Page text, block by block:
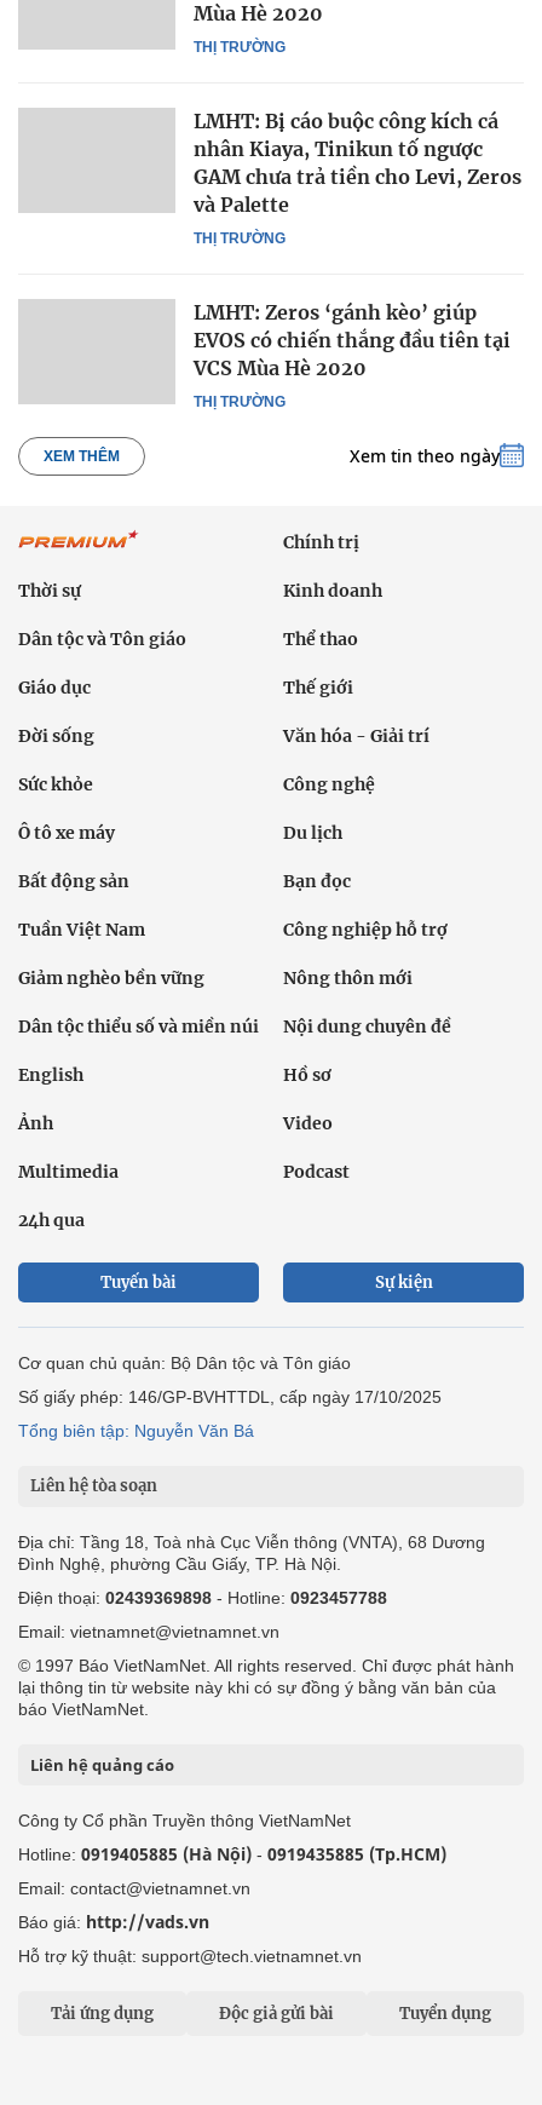
THỊ TRƯỜNG
Mùa Hè 2020
THỊ TRƯỜNG
LMHT: Bị cáo buộc công kích cá
nhân Kiaya, Tinikun tố ngược
GAM chưa trả tiền cho Levi, Zeros
và Palette
THỊ TRƯỜNG
LMHT: Zeros ‘gánh kèo’ giúp
EVOS có chiến thắng đầu tiên tại
VCS Mùa Hè 2020
XEM THÊM Xem tin theo ngày
Chính trị
Thời sự Kinh doanh
Dân tộc và Tôn giáo Thể thao
Giáo dục Thế giới
Đời sống Văn hóa - Giải trí
Sức khỏe Công nghệ
Ô tô xe máy Du lịch
Bất động sản Bạn đọc
Tuần Việt Nam Công nghiệp hỗ trợ
Giảm nghèo bền vững Nông thôn mới
Dân tộc thiểu số và miền núi Nội dung chuyên đề
English Hồ sơ
Ảnh Video
Multimedia Podcast
24h qua
Tuyến bài Sự kiện
Cơ quan chủ quản: Bộ Dân tộc và Tôn giáo
Số giấy phép: 146/GP-BVHTTDL, cấp ngày 17/10/2025
Tổng biên tập: Nguyễn Văn Bá
Liên hệ tòa soạn
Địa chỉ: Tầng 18, Toà nhà Cục Viễn thông (VNTA), 68 Dương
Đình Nghệ, phường Cầu Giấy, TP. Hà Nội.
Điện thoại: 02439369898 - Hotline: 0923457788
Email: vietnamnet@vietnamnet.vn
© 1997 Báo VietNamNet. All rights reserved. Chỉ được phát hành
lại thông tin từ website này khi có sự đồng ý bằng văn bản của
báo VietNamNet.
Liên hệ quảng cáo
Công ty Cổ phần Truyền thông VietNamNet
Hotline: 0919405885 (Hà Nội) - 0919435885 (Tp.HCM)
Email: contact@vietnamnet.vn
Báo giá: http://vads.vn
Hỗ trợ kỹ thuật: support@tech.vietnamnet.vn
Tải ứng dụng Độc giả gửi bài Tuyển dụng